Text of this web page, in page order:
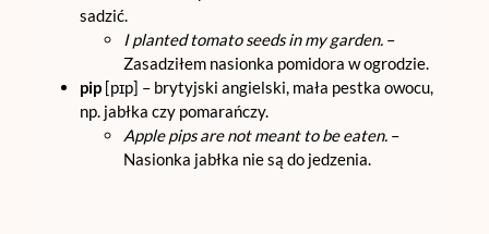
sadzić.
I planted tomato seeds in my garden. –
Zasadziłem nasionka pomidora w ogrodzie.
pip [pɪp] – brytyjski angielski, mała pestka owocu,
np. jabłka czy pomarańczy.
Apple pips are not meant to be eaten. –
Nasionka jabłka nie są do jedzenia.